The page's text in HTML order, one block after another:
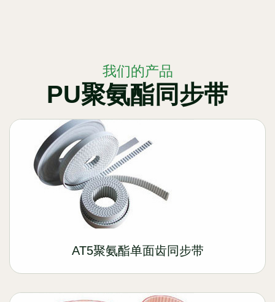
我们的产品
PU聚氨酯同步带
AT5聚氨酯单面齿同步带